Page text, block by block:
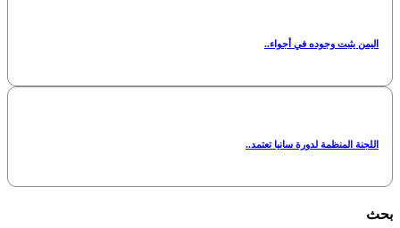
اليمن يثبت وجوده في أجواء..
اللجنة المنظمة لدورة سانيا تعتمد..
بحث